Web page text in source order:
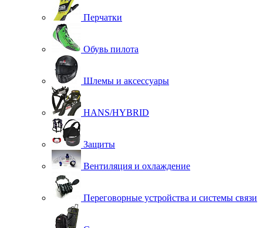
Перчатки
Обувь пилота
Шлемы и аксессуары
HANS/HYBRID
Защиты
Вентиляция и охлаждение
Переговорные устройства и системы связи